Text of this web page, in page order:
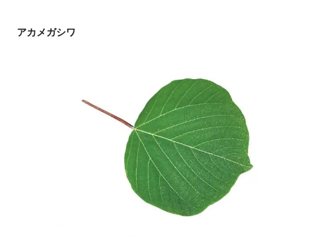
アカメガシワ